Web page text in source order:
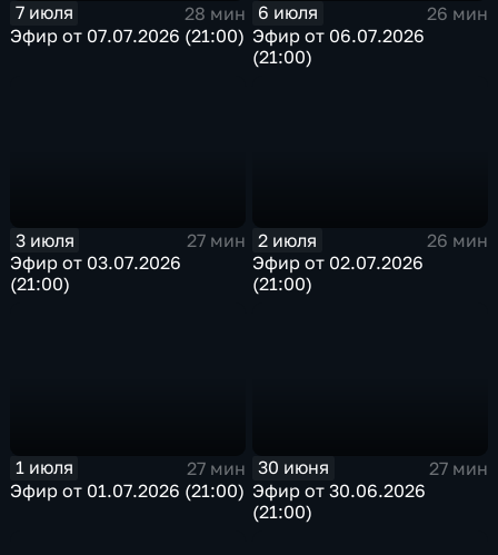
7 июля
28 мин
Эфир от 07.07.2026 (21:00)
6 июля
26 мин
Эфир от 06.07.2026
(21:00)
3 июля
27 мин
Эфир от 03.07.2026
(21:00)
2 июля
26 мин
Эфир от 02.07.2026
(21:00)
1 июля
27 мин
Эфир от 01.07.2026 (21:00)
30 июня
27 мин
Эфир от 30.06.2026
(21:00)